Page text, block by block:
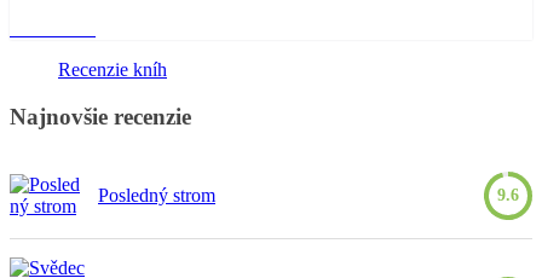
Recenzie kníh
Najnovšie recenzie
Posledný strom 9.6